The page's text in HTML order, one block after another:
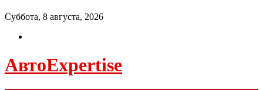
Суббота, 8 августа, 2026
АвтоExpertise